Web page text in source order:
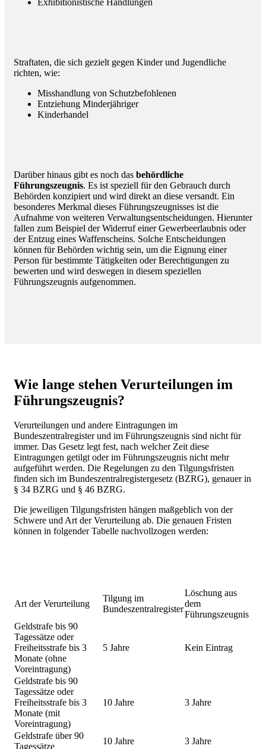
Straftaten, die sich gezielt gegen Kinder und Jugendliche
richten, wie:
Misshandlung von Schutzbefohlenen
Entziehung Minderjähriger
Kinderhandel
Darüber hinaus gibt es noch das behördliche
Führungszeugnis. Es ist speziell für den Gebrauch durch
Behörden konzipiert und wird direkt an diese versandt. Ein
besonderes Merkmal dieses Führungszeugnisses ist die
Aufnahme von weiteren Verwaltungsentscheidungen. Hierunter
fallen zum Beispiel der Widerruf einer Gewerbeerlaubnis oder
der Entzug eines Waffenscheins. Solche Entscheidungen
können für Behörden wichtig sein, um die Eignung einer
Person für bestimmte Tätigkeiten oder Berechtigungen zu
bewerten und wird deswegen in diesem speziellen
Führungszeugnis aufgenommen.
Wie lange stehen Verurteilungen im
Führungszeugnis?
Verurteilungen und andere Eintragungen im
Bundeszentralregister und im Führungszeugnis sind nicht für
immer. Das Gesetz legt fest, nach welcher Zeit diese
Eintragungen getilgt oder im Führungszeugnis nicht mehr
aufgeführt werden. Die Regelungen zu den Tilgungsfristen
finden sich im Bundeszentralregistergesetz (BZRG), genauer in
§ 34 BZRG und § 46 BZRG.
Die jeweiligen Tilgungsfristen hängen maßgeblich von der
Schwere und Art der Verurteilung ab. Die genauen Fristen
können in folgender Tabelle nachvollzogen werden:
Art der Verurteilung
Tilgung im
Bundeszentralregister
Löschung aus
dem
Führungszeugnis
Geldstrafe bis 90
Tagessätze oder
Freiheitsstrafe bis 3
Monate (ohne
Voreintragung)
5 Jahre Kein Eintrag
Geldstrafe bis 90
Tagessätze oder
Freiheitsstrafe bis 3
Monate (mit
Voreintragung)
10 Jahre 3 Jahre
Geldstrafe über 90
Tagessätze
10 Jahre 3 Jahre